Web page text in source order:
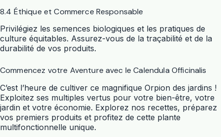
8.4 Éthique et Commerce Responsable
Privilégiez les semences biologiques et les pratiques de
culture équitables. Assurez-vous de la traçabilité et de la
durabilité de vos produits.
Commencez votre Aventure avec le Calendula Officinalis
C’est l’heure de cultiver ce magnifique Orpion des jardins !
Exploitez ses multiples vertus pour votre bien-être, votre
jardin et votre économie. Explorez nos recettes, préparez
vos premiers produits et profitez de cette plante
multifonctionnelle unique.